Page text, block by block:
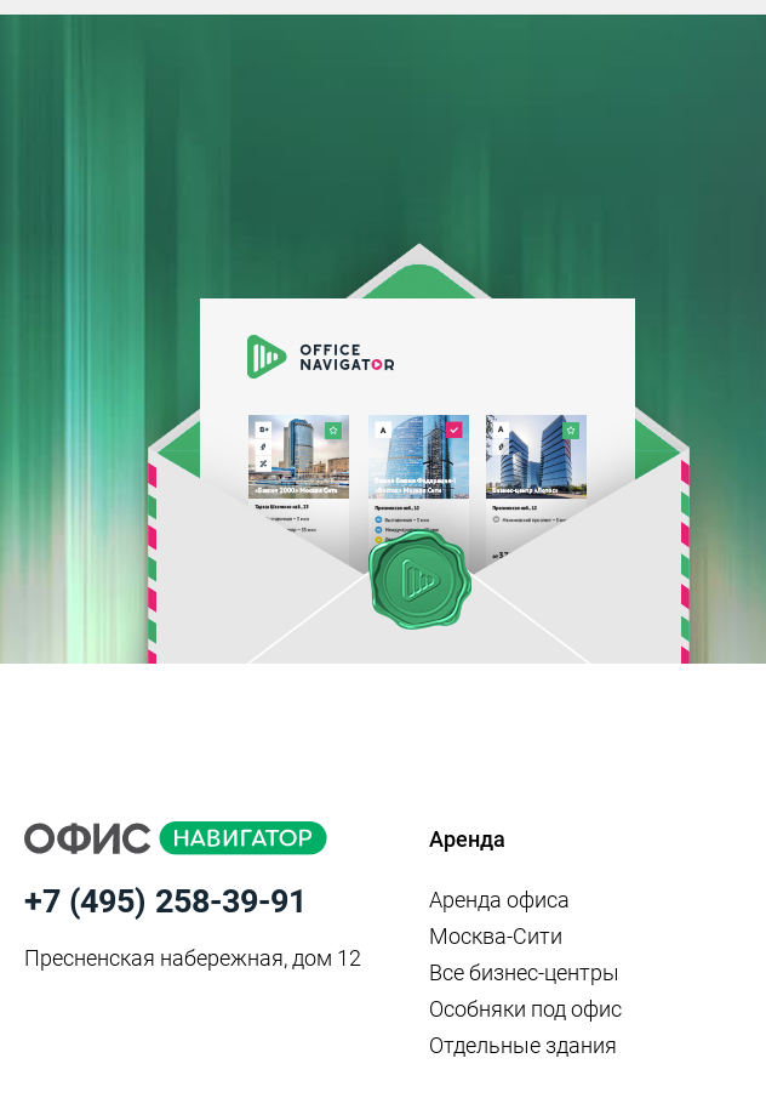
+7 (495) 258-39-91
Пресненская набережная, дом 12
Аренда
Аренда офиса
Москва-Сити
Все бизнес-центры
Особняки под офис
Отдельные здания